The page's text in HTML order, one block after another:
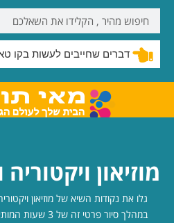
דברים שחייבים לעשות בקו
מוזיאון
גלו את נקודות השיא של מוזיאון
במהלך סיור פרטי